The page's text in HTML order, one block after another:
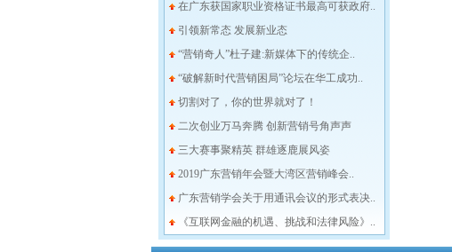
在广东获国家职业资格证书最高可获政府..
引领新常态 发展新业态
“营销奇人”杜子建:新媒体下的传统企..
“破解新时代营销困局”论坛在华工成功..
切割对了，你的世界就对了！
二次创业万马奔腾 创新营销号角声声
三大赛事聚精英 群雄逐鹿展风姿
2019广东营销年会暨大湾区营销峰会..
广东营销学会关于用通讯会议的形式表决..
《互联网金融的机遇、挑战和法律风险》..